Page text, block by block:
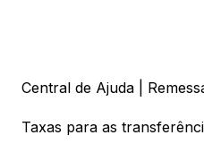
Central de Ajuda |
Taxas para as